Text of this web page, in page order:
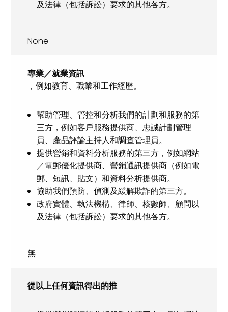
及法律（包括訴訟）要求的其他各方。
None
專業／就業資訊
，例如教育、職業和工作經歷。
幫助管理、管控和分析我們的計劃和服務的第
三方，例如客戶服務提供商、忠誠計劃管理
員、產品評論主持人和調查管理員。
提供營銷和資料分析服務的第三方，例如網站
／電郵優化提供商、營銷通訊提供商（例如電
郵、短訊、貼文）和資料分析提供商。
協助我們預防、偵測及緩解欺詐的第三方。
政府實體、執法機構、律師、核數師、顧問以
及法律（包括訴訟）要求的其他各方。
無
從以上任何資訊得出的推